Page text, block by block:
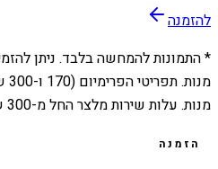
להזמנה
* התמונות להמחשה בלבד. ניתן
מנות. עלות שירות מלצר החל מ-300 ש״ח.
הזמנה